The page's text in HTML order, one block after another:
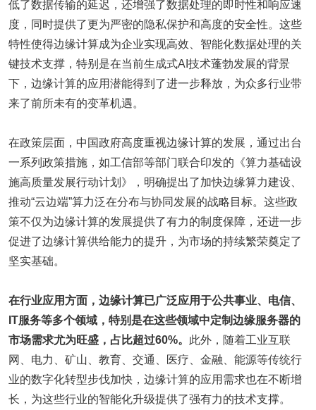
低了数据传输的延迟，还增强了数据处理的即时性和响应速
度，同时提供了更为严密的隐私保护和高度的安全性。这些
特性使得边缘计算成为企业实现高效、智能化数据处理的关
键技术支撑，特别是在当前生成式AI技术蓬勃发展的背景
下，边缘计算的应用潜能得到了进一步释放，为众多行业带
来了前所未有的变革机遇。
在政策层面，中国政府高度重视边缘计算的发展，通过出台
一系列政策措施，如工信部等部门联合印发的《算力基础设
施高质量发展行动计划》，明确提出了加快边缘算力建设、
推动“云边端”算力泛在分布与协同发展的战略目标。这些政
策不仅为边缘计算的发展提供了有力的制度保障，还进一步
促进了边缘计算供给能力的提升，为市场的持续繁荣奠定了
坚实基础。
在行业应用方面，边缘计算已广泛应用于公共事业、电信、
IT服务等多个领域，特别是在这些领域中定制边缘服务器的
市场需求尤为旺盛，占比超过60%。 此外，随着工业互联
网、电力、矿山、教育、交通、医疗、金融、能源等传统行
业的数字化转型步伐加快，边缘计算的应用需求也在不断增
长，为这些行业的智能化升级提供了强有力的技术支撑。